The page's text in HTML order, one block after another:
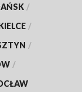
/
/
/
/